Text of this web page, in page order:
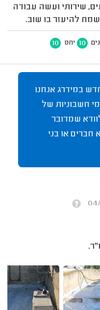
שירותי ועשה עבודה
להיעזר בו שוב.
10 יחס 10
במידרג אנחנו
חשבוניות של
שמדובר
חברים או בני